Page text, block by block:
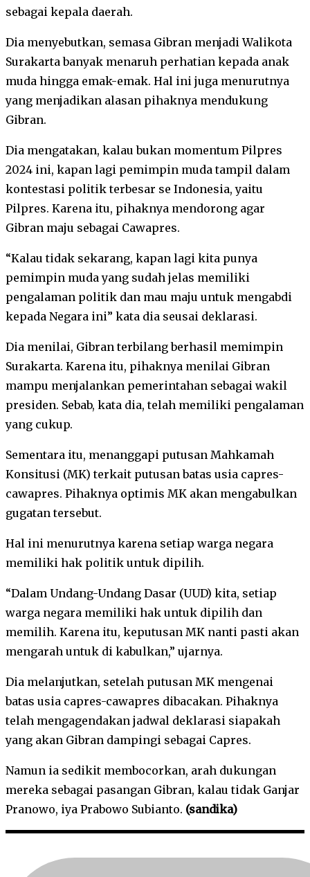
sebagai kepala daerah.
Dia menyebutkan, semasa Gibran menjadi Walikota
Surakarta banyak menaruh perhatian kepada anak
muda hingga emak-emak. Hal ini juga menurutnya
yang menjadikan alasan pihaknya mendukung
Gibran.
Dia mengatakan, kalau bukan momentum Pilpres
2024 ini, kapan lagi pemimpin muda tampil dalam
kontestasi politik terbesar se Indonesia, yaitu
Pilpres. Karena itu, pihaknya mendorong agar
Gibran maju sebagai Cawapres.
“Kalau tidak sekarang, kapan lagi kita punya
pemimpin muda yang sudah jelas memiliki
pengalaman politik dan mau maju untuk mengabdi
kepada Negara ini” kata dia seusai deklarasi.
Dia menilai, Gibran terbilang berhasil memimpin
Surakarta. Karena itu, pihaknya menilai Gibran
mampu menjalankan pemerintahan sebagai wakil
presiden. Sebab, kata dia, telah memiliki pengalaman
yang cukup.
Sementara itu, menanggapi putusan Mahkamah
Konsitusi (MK) terkait putusan batas usia capres-
cawapres. Pihaknya optimis MK akan mengabulkan
gugatan tersebut.
Hal ini menurutnya karena setiap warga negara
memiliki hak politik untuk dipilih.
“Dalam Undang-Undang Dasar (UUD) kita, setiap
warga negara memiliki hak untuk dipilih dan
memilih. Karena itu, keputusan MK nanti pasti akan
mengarah untuk di kabulkan,” ujarnya.
Dia melanjutkan, setelah putusan MK mengenai
batas usia capres-cawapres dibacakan. Pihaknya
telah mengagendakan jadwal deklarasi siapakah
yang akan Gibran dampingi sebagai Capres.
Namun ia sedikit membocorkan, arah dukungan
mereka sebagai pasangan Gibran, kalau tidak Ganjar
Pranowo, iya Prabowo Subianto. (sandika)